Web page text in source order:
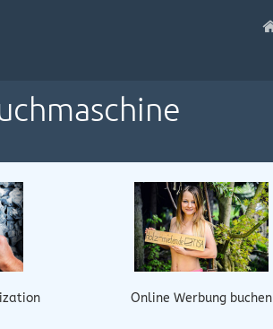
Online Werbung buchen